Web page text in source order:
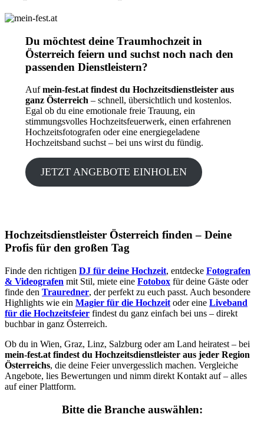
Du möchtest deine Traumhochzeit in
Österreich feiern und suchst noch nach den
passenden Dienstleistern?
Aufmein-fest.at findest du Hochzeitsdienstleister aus
ganz Österreich– schnell, übersichtlich und kostenlos.
Egal ob du eine emotionale freie Trauung, ein
stimmungsvolles Hochzeitsfeuerwerk, einen erfahrenen
Hochzeitsfotografen oder eine energiegeladene
Hochzeitsband suchst – bei uns wirst du fündig.
JETZT ANGEBOTE EINHOLEN
Hochzeitsdienstleister Österreich finden – Deine
Profis für den großen Tag
Finde den richtigen DJ für deine Hochzeit, entdecke Fotografen
& Videografen mit Stil, miete eine Fotobox für deine Gäste oder
finde den Trauredner, der perfekt zu euch passt. Auch besondere
Highlights wie ein Magier für die Hochzeit oder eine Liveband
für die Hochzeitsfeier findest du ganz einfach bei uns – direkt
buchbar in ganz Österreich.
Ob du in Wien, Graz, Linz, Salzburg oder am Land heiratest – bei
mein-fest.at findest du Hochzeitsdienstleister aus jeder Region
Österreichs, die deine Feier unvergesslich machen. Vergleiche
Angebote, lies Bewertungen und nimm direkt Kontakt auf – alles
auf einer Plattform.
Bitte die Branche auswählen: